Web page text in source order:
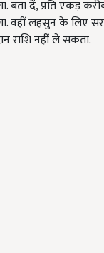
बता दें, प्रति एकड़
वहीं लहसुन के लिए
राशि नहीं ले सकता.